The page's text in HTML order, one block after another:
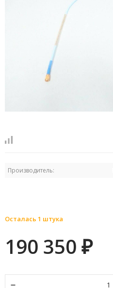
Производитель:
Осталась 1 штука
190 350 ₽